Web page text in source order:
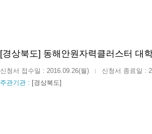
[경상북도] 동해안원자력클러스터 대
신청서 접수일 : 2016.09.26(월) |
신청서 종료일 :
주관기관 : [경상북도]